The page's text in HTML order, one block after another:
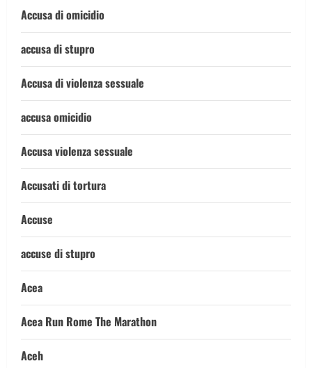
Accusa di omicidio
accusa di stupro
Accusa di violenza sessuale
accusa omicidio
Accusa violenza sessuale
Accusati di tortura
Accuse
accuse di stupro
Acea
Acea Run Rome The Marathon
Aceh